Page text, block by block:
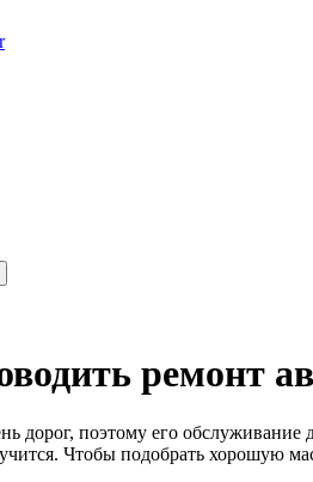
ремонт
дорог, поэтому его
Чтобы подобрать хорошую